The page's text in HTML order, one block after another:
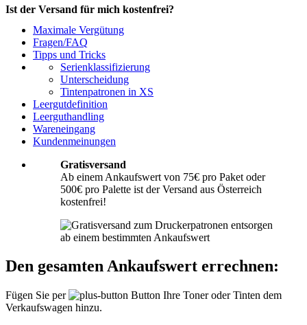
Ist der Versand für mich kostenfrei?
Ein kostenfreier Versand aus Österreich (per Paketmarke oder Abholung) ist
erst ab einem Ankaufswert von 75,00€ pro Paket bzw. 500,00€ pro Palette
möglich. Unter diesen Werten belaufen sich die Rücksendekosten auf 10,71€
pro Paket bzw. 119,00€ pro Palette (inkl. MwSt.). Diese werden vom
eingesandten Ankaufswert abgezogen. Falls Sie die o. g. Werte nicht
erreichen, empfehlen wir Ihnen den Versand auf eigene Kosten! Unter
Versand können Sie den Versandablauf beginnen.
Wie muss ich die Kartuschen und Patronen verpacken?
sich um hochempfindliche Konstruktionen. Daher ist es wichtig, dass Sie für
eine sichere Transportverpackung sorgen. Die Verpackung muss den Inhalt
der Sendung gegen Beanspruchungen, denen sie normalerweise während des
Versandes ausgesetzt ist (z.B. durch Druck, Stoß, Fall oder Vibration) sicher
Informationen hierzu finden Sie unter Richtig packen.
Bitte legen Sie Ihrer Lieferung immer den
Angaben bei: Firmenname, Ansprechpartner, Adresse, Telefon- und
Faxnummer, Email-Adresse und Steuernummer. Falls Sie als Privatperson
senden, benötigen wir nur Ihren Namen, Adresse, Telefonnummer und
Maximale Vergütung
Fragen/FAQ
Tipps und Tricks
Serienklassifizierung
Unterscheidung
Tintenpatronen in XS
Leergutdefinition
Leerguthandling
Wareneingang
Kundenmeinungen
Gratisversand
Ab einem Ankaufswert von 75€ pro Paket oder
500€ pro Palette ist der Versand aus Österreich
kostenfrei!
Den gesamten Ankaufswert errechnen:
Fügen Sie per
Button Ihre Toner oder Tinten dem
Verkaufswagen hinzu.